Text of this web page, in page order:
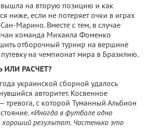
на вторую позицию и как
ниже, если не потеряет очки в играх
Марино. Вместе с тем, в случае
команда Михаила Фоменко
отборочный турнир на вершине
на чемпионат мира в Бразилию.
ИЛИ РАСЧЕТ?
украинской сборной удалось
авторитет. Косвенное
тревога, с которой Туманный Альбион
«Иногда в футболе одно
результат. Частенько это